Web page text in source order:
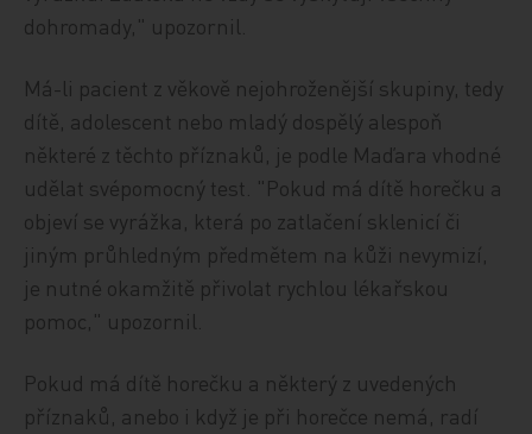
dohromady," upozornil.
Má-li pacient z věkově nejohroženější skupiny, tedy
dítě, adolescent nebo mladý dospělý alespoň
některé z těchto příznaků, je podle Maďara vhodné
udělat svépomocný test. "Pokud má dítě horečku a
objeví se vyrážka, která po zatlačení sklenicí či
jiným průhledným předmětem na kůži nevymizí,
je nutné okamžitě přivolat rychlou lékařskou
pomoc," upozornil.
Pokud má dítě horečku a některý z uvedených
příznaků, anebo i když je při horečce nemá, radí